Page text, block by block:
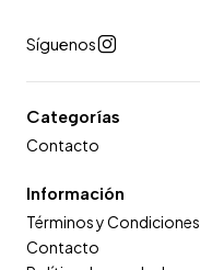
Síguenos
Categorías
Contacto
Información
Términos y Condiciones
Contacto